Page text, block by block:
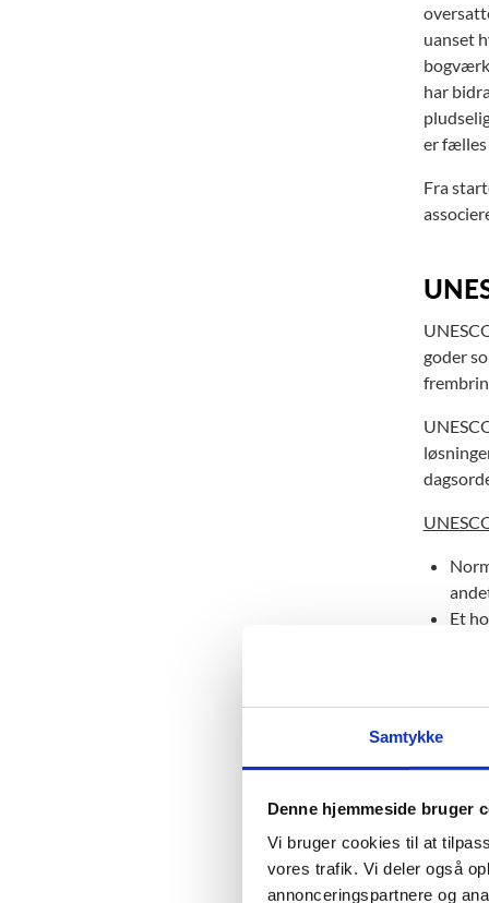
Samtykke
Denne hjemmeside bruger
Vi bruger cookies til at
vores trafik. Vi deler også
annonceringspartnere og
uanset
bogværk
har
er fælles
Fra
goder
Et
En
De